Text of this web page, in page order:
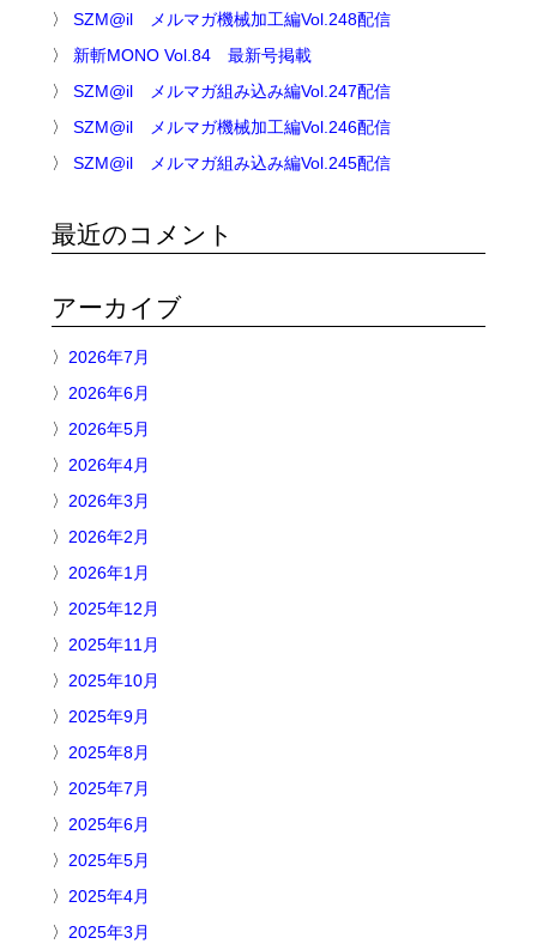
SZM@il メルマガ機械加工編Vol.248配信
新斬MONO Vol.84 最新号掲載
SZM@il メルマガ組み込み編Vol.247配信
SZM@il メルマガ機械加工編Vol.246配信
SZM@il メルマガ組み込み編Vol.245配信
最近のコメント
アーカイブ
2026年7月
2026年6月
2026年5月
2026年4月
2026年3月
2026年2月
2026年1月
2025年12月
2025年11月
2025年10月
2025年9月
2025年8月
2025年7月
2025年6月
2025年5月
2025年4月
2025年3月